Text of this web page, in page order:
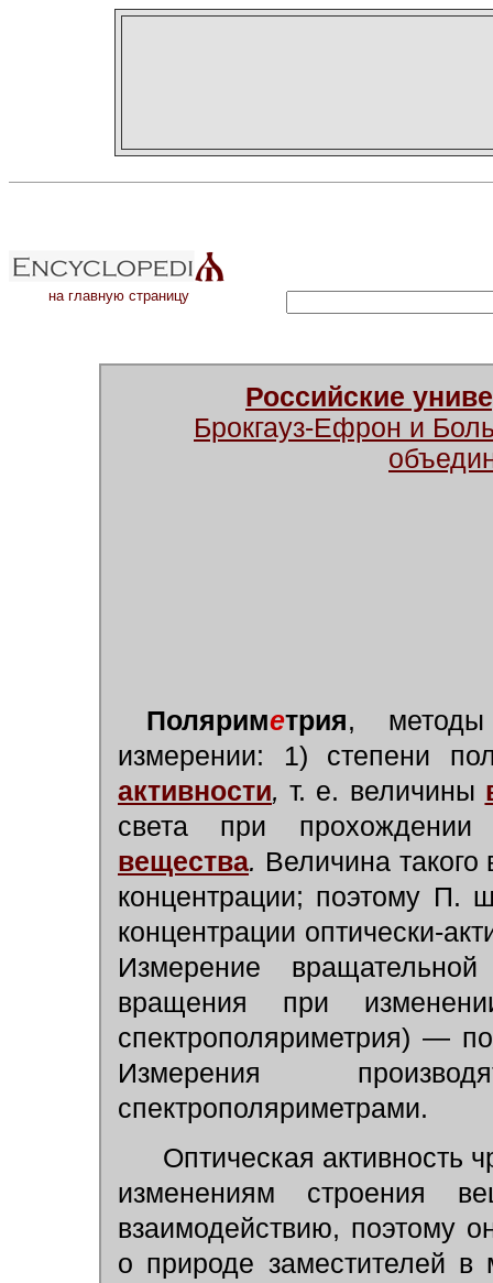
на главную страницу
Российские
Брокгауз-Ефрон и
Поляриметрия, методы
измерении: 1) степени
активности, т. е. величины
света при
вещества. Величина
концентрации; поэтому П.
концентрации оптически-
Измерение
вращения при
спектрополяриметрия) —
Измерения
спектрополяриметрами.
Оптическая активность
изменениям строения
взаимодействию, поэтому
о природе заместителей в